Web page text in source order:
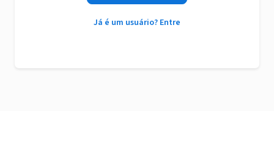
Já é um usuário? Entre